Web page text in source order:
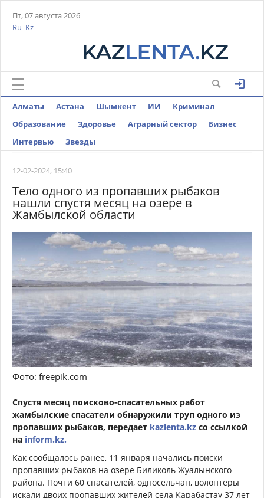
Пт, 07 августа 2026
Ru Kz
Алматы Астана Шымкент ИИ
Криминал
Образование
Здоровье Аграрный сектор
Бизнес
Интервью
Звезды
12-02-2024, 15:40
Тело одного из пропавших рыбаков
нашли спустя месяц на озере в
Жамбылской области
Фото: freepik.com
Спустя месяц поисково-спасательных работ
жамбылские спасатели обнаружили труп одного из
пропавших рыбаков, передает kazlenta.kz со ссылкой
на inform.kz.
Как сообщалось ранее, 11 января начались поиски
пропавших рыбаков на озере Биликоль Жуалынского
района. Почти 60 спасателей, односельчан, волонтеры
искали двоих пропавших жителей села Карабастау 37 лет